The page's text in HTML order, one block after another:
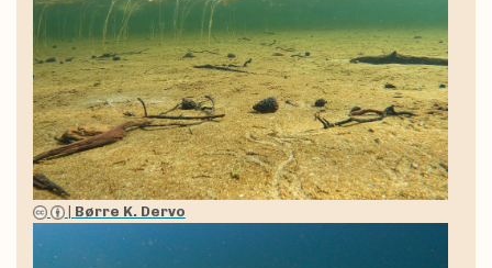
Børre K. Dervo